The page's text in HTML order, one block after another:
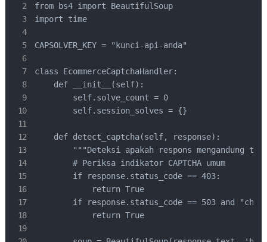
from bs4 import BeautifulSoup
import time
CAPSOLVER_KEY = "kunci-api-anda"
class EcommerceCaptchaHandler:
    def __init__(self):
        self.solve_count = 0
        self.session_solves = {}
    def detect_captcha(self, response):
"""Deteksi apakah respons mengandung
        # Periksa indikator CAPTCHA umum
        if response.status_code == 403:
            return True
if response.status_code == 503 and
            return True